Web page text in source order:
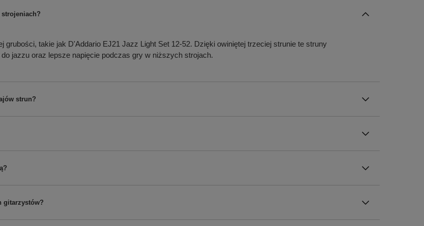
takie jak D'Addario EJ21 Jazz Light Set 12-52. Dzięki owiniętej trzeciej strunie te struny
jazzu oraz lepsze napięcie podczas gry w niższych strojach.
strun?
gitarzystów?